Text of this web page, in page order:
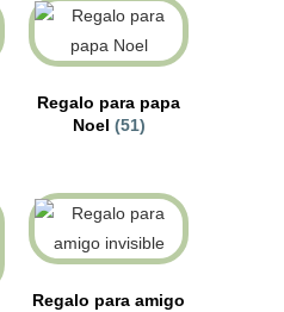
Regalo para papa
Noel (51)
Regalo para amigo